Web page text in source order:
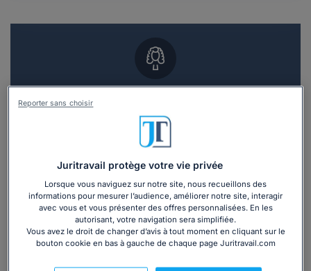
Vous souhaitez un RDV en cabinet avec un
avocat ?
Recevoir des devis d'avocats
3 devis en 48h
Juritravail protège votre vie privée
Lorsque vous naviguez sur notre site, nous recueillons des
informations pour mesurer l’audience, améliorer notre site, interagir
avec vous et vous présenter des offres personnalisées. En les
autorisant, votre navigation sera simplifiée.
Vous avez le droit de changer d’avis à tout moment en cliquant sur le
bouton cookie en bas à gauche de chaque page Juritravail.com
Reporter sans choisir